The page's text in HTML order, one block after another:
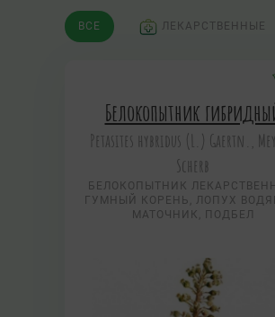
ВСЕ ЛЕКАРСТВЕННЫЕ
Белокопытник
Petasites hybridus (L.) Gaertn.,
Scherb
БЕЛОКОПЫТНИК
ГУМНЫЙ КОРЕНЬ, ЛОПУХ
МАТОЧНИК, ПОДБЕЛ